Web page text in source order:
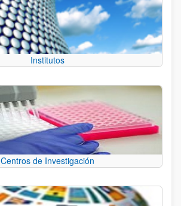
Institutos
Centros de Investigación